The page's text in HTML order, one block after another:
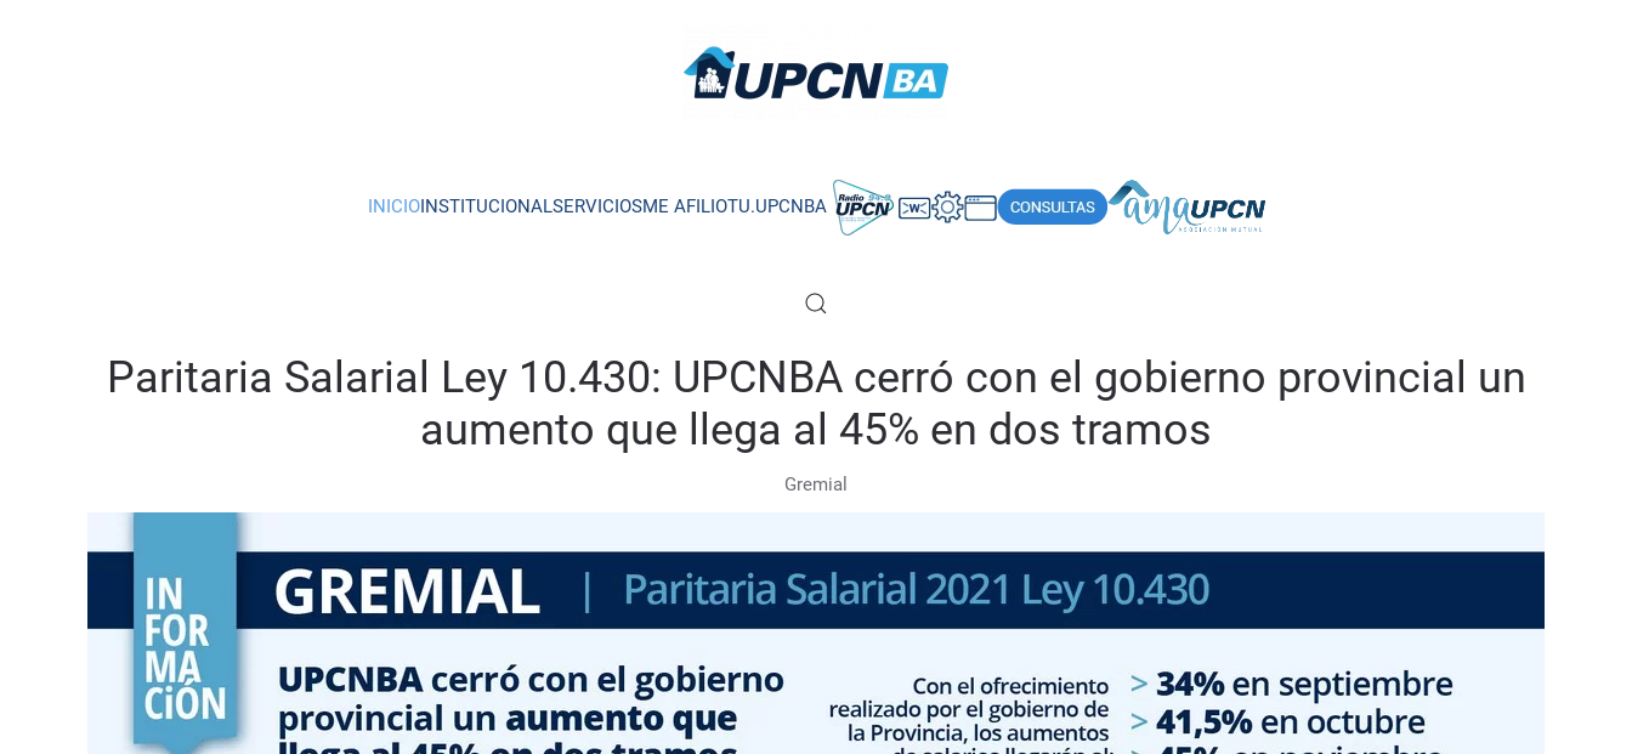
INICIOINSTITUCIONALSERVICIOSME AFILIOTU.UPCNBA
Paritaria Salarial Ley 10.430: UPCNBA cerró con el gobierno provincial un
aumento que llega al 45% en dos tramos
Gremial